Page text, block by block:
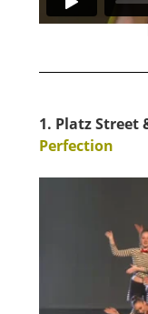
1. Platz Street
Perfection